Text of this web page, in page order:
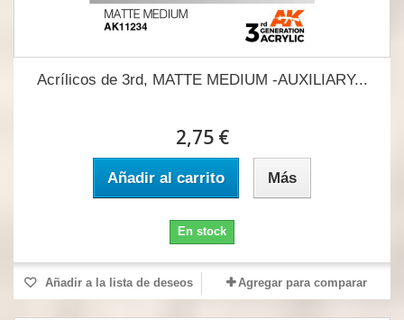
Acrílicos de 3rd, MATTE MEDIUM -AUXILIARY...
2,75 €
Añadir al carrito Más
En stock
Añadir a la lista de deseos Agregar para comparar